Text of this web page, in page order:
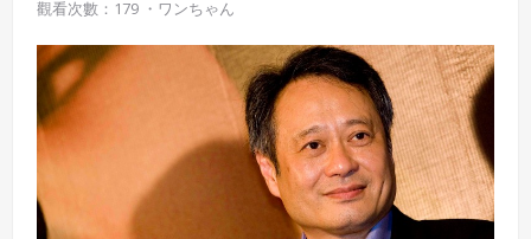
涵養人心，成為民眾的心靈避風港。
觀看次數：179 ・ ワンちゃん